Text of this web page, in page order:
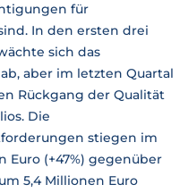
für
In den ersten drei
sich das
aber im letzten Quartal
Rückgang der Qualität
Die
stiegen im
Euro (+47%) gegenüber
5,4 Millionen Euro